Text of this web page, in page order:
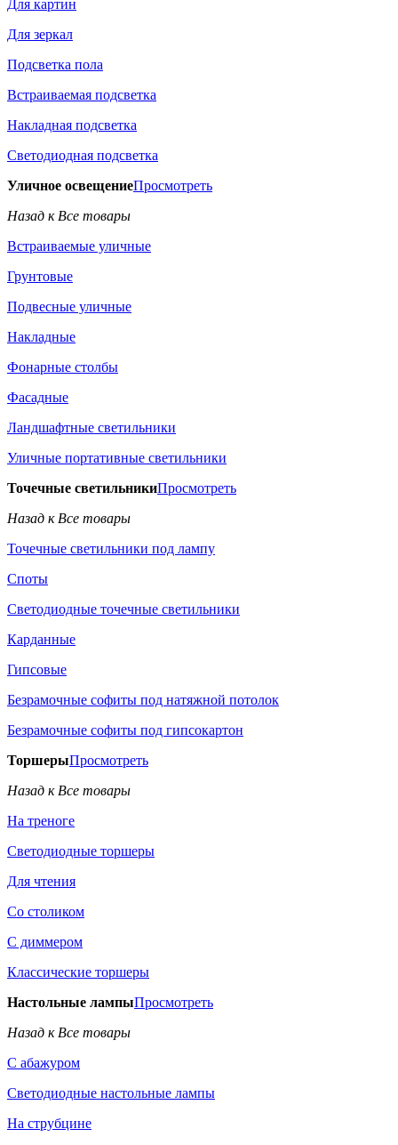
Для картин
Для зеркал
Подсветка пола
Встраиваемая подсветка
Накладная подсветка
Светодиодная подсветка
Уличное освещениеПросмотреть
Назад к Все товары
Встраиваемые уличные
Грунтовые
Подвесные уличные
Накладные
Фонарные столбы
Фасадные
Ландшафтные светильники
Уличные портативные светильники
Точечные светильникиПросмотреть
Назад к Все товары
Точечные светильники под лампу
Споты
Светодиодные точечные светильники
Карданные
Гипсовые
Безрамочные софиты под натяжной потолок
Безрамочные софиты под гипсокартон
ТоршерыПросмотреть
Назад к Все товары
На треноге
Светодиодные торшеры
Для чтения
Со столиком
С диммером
Классические торшеры
Настольные лампыПросмотреть
Назад к Все товары
С абажуром
Светодиодные настольные лампы
На струбцине